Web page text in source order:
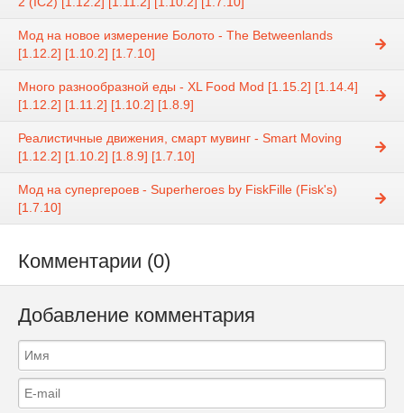
Мод на новое измерение Болото - The Betweenlands
[1.12.2] [1.10.2] [1.7.10]
Много разнообразной еды - XL Food Mod [1.15.2] [1.14.4]
[1.12.2] [1.11.2] [1.10.2] [1.8.9]
Реалистичные движения, смарт мувинг - Smart Moving
[1.12.2] [1.10.2] [1.8.9] [1.7.10]
Мод на супергероев - Superheroes by FiskFille (Fisk's)
[1.7.10]
Комментарии (0)
Добавление комментария